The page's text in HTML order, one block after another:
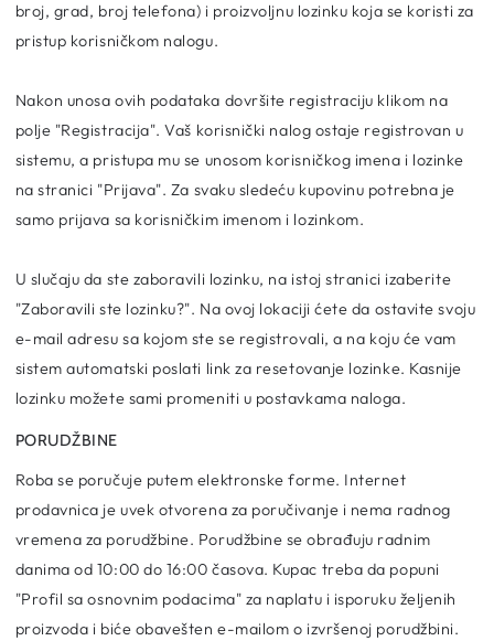
broj, grad, broj telefona) i proizvoljnu lozinku koja se koristi za
pristup korisničkom nalogu.
Nakon unosa ovih podataka dovršite registraciju klikom na
polje "Registracija". Vaš korisnički nalog ostaje registrovan u
sistemu, a pristupa mu se unosom korisničkog imena i lozinke
na stranici "Prijava". Za svaku sledeću kupovinu potrebna je
samo prijava sa korisničkim imenom i lozinkom.
U slučaju da ste zaboravili lozinku, na istoj stranici izaberite
"Zaboravili ste lozinku?". Na ovoj lokaciji ćete da ostavite svoju
e-mail adresu sa kojom ste se registrovali, a na koju će vam
sistem automatski poslati link za resetovanje lozinke. Kasnije
lozinku možete sami promeniti u postavkama naloga.
PORUDŽBINE
Roba se poručuje putem elektronske forme. Internet
prodavnica je uvek otvorena za poručivanje i nema radnog
vremena za porudžbine. Porudžbine se obrađuju radnim
danima od 10:00 do 16:00 časova. Kupac treba da popuni
"Profil sa osnovnim podacima" za naplatu i isporuku željenih
proizvoda i biće obavešten e-mailom o izvršenoj porudžbini.